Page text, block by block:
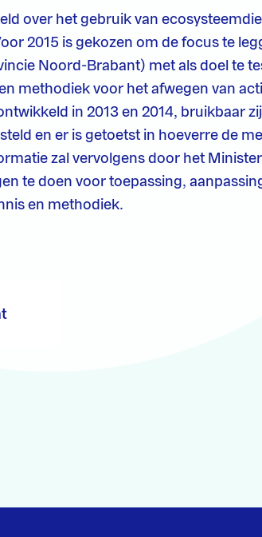
over het gebruik van
2015 is gekozen om de focus te
Noord-Brabant) met als doel te
methodiek voor het afwegen van
in 2013 en 2014, bruikbaar
en er is getoetst in hoeverre de
zal vervolgens door het
te doen voor toepassing,
en methodiek.